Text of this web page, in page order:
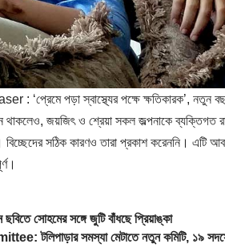
পড়া স্বাস্থ্যের পক্ষে ক্ষতিকারক’, নতুন
থাকলেও, জয়জিৎ ও শ্রেয়া সকল জল্পনাকে ব্যক্তিগত
বিচ্ছেদের সঠিক কারণও তারা প্রকাশ করেননি। এটি
সোহমের সঙ্গে জুটি বাঁধছে প্রিয়াঙ্কা
সমস্যা মেটাতে নতুন কমিটি, ১৯